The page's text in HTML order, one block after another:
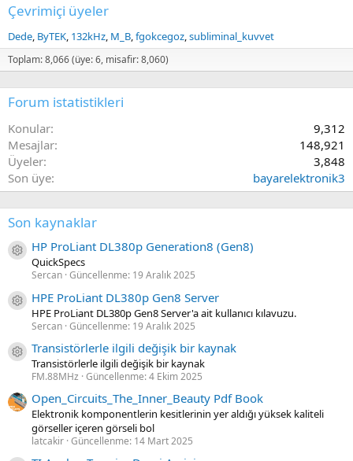
Çevrimiçi üyeler
Dede ByTEK 132kHz M_B fgokcegoz subliminal_kuvvet
Toplam: 8,066 (üye: 6, misafir: 8,060)
Forum istatistikleri
Konular
9,312
Mesajlar
148,921
Üyeler
3,848
Son üye
bayarelektronik3
Son kaynaklar
Kaynak ikon/amblem
HP ProLiant DL380p Generation8 (Gen8)
QuickSpecs
Sercan Güncellenme: 19 Aralık 2025
Kaynak ikon/amblem
HPE ProLiant DL380p Gen8 Server
HPE ProLiant DL380p Gen8 Server'a ait kullanıcı kılavuzu.
Sercan Güncellenme: 19 Aralık 2025
Kaynak ikon/amblem
Transistörlerle ilgili değişik bir kaynak
Transistörlerle ilgili değişik bir kaynak
FM.88MHz Güncellenme:4 Ekim 2025
Open_Circuits_The_Inner_Beauty Pdf Book
Elektronik komponentlerin kesitlerinin yer aldığı yüksek kaliteli
görseller içeren görseli bol
latcakir Güncellenme: 14 Mart 2025